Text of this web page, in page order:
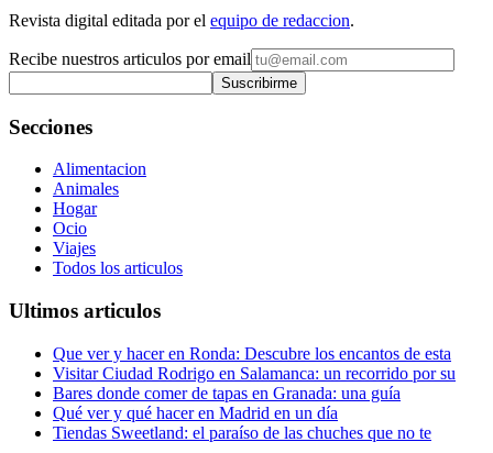
Revista digital editada por el equipo de redaccion.
Recibe nuestros articulos por email
Suscribirme
Secciones
Alimentacion
Animales
Hogar
Ocio
Viajes
Todos los articulos
Ultimos articulos
Que ver y hacer en Ronda: Descubre los encantos de esta
Visitar Ciudad Rodrigo en Salamanca: un recorrido por su
Bares donde comer de tapas en Granada: una guía
Qué ver y qué hacer en Madrid en un día
Tiendas Sweetland: el paraíso de las chuches que no te